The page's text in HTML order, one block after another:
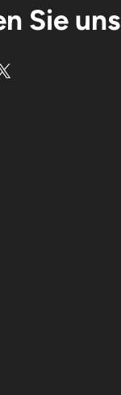
Sie uns